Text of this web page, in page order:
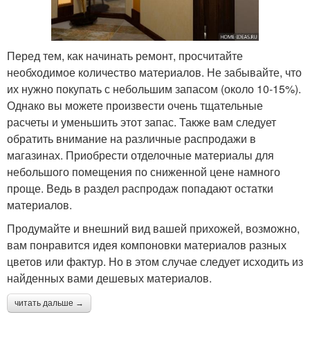
Перед тем, как начинать ремонт, просчитайте
необходимое количество материалов. Не забывайте, что
их нужно покупать с небольшим запасом (около 10-15%).
Однако вы можете произвести очень тщательные
расчеты и уменьшить этот запас. Также вам следует
обратить внимание на различные распродажи в
магазинах. Приобрести отделочные материалы для
небольшого помещения по сниженной цене намного
проще. Ведь в раздел распродаж попадают остатки
материалов.
Продумайте и внешний вид вашей прихожей, возможно,
вам понравится идея компоновки материалов разных
цветов или фактур. Но в этом случае следует исходить из
найденных вами дешевых материалов.
читать дальше →